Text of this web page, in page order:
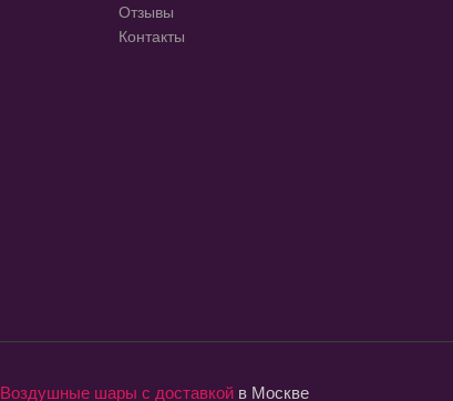
Отзывы
Контакты
Воздушные шары с доставкой в Москве